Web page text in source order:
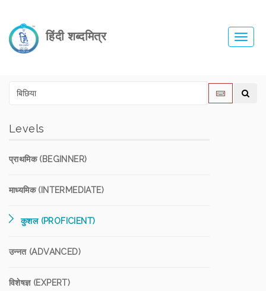
हिंदी शब्दमित्र
Levels
प्राथमिक (BEGINNER)
माध्यमिक (INTERMEDIATE)
कुशल (PROFICIENT)
उन्नत (ADVANCED)
विशेषज्ञ (EXPERT)